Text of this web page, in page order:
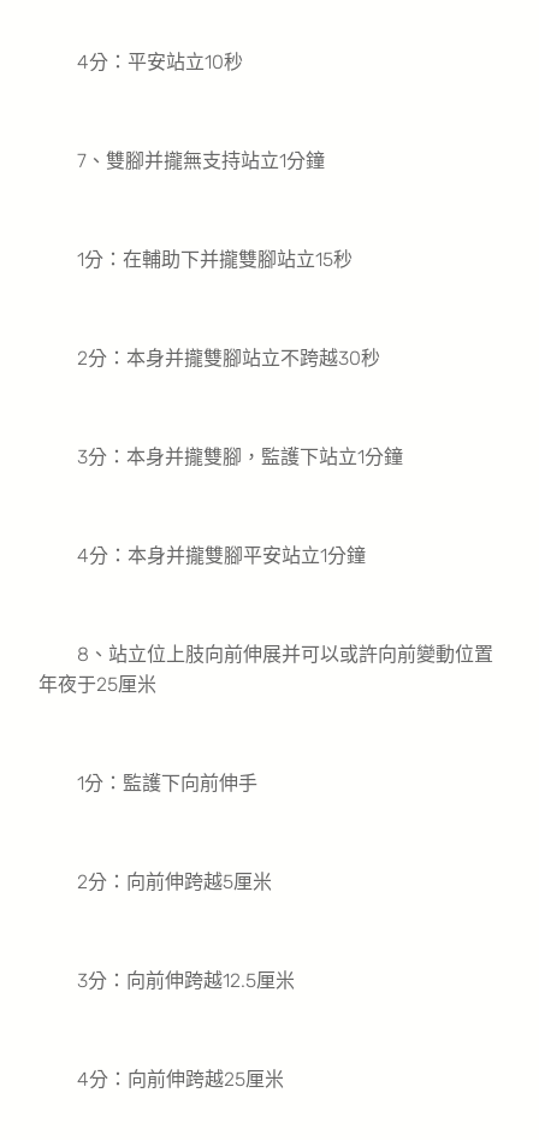
4分：平安站立10秒
7、雙腳并攏無支持站立1分鐘
1分：在輔助下并攏雙腳站立15秒
2分：本身并攏雙腳站立不跨越30秒
3分：本身并攏雙腳，監護下站立1分鐘
4分：本身并攏雙腳平安站立1分鐘
8、站立位上肢向前伸展并可以或許向前變動位置
年夜于25厘米
1分：監護下向前伸手
2分：向前伸跨越5厘米
3分：向前伸跨越12.5厘米
4分：向前伸跨越25厘米